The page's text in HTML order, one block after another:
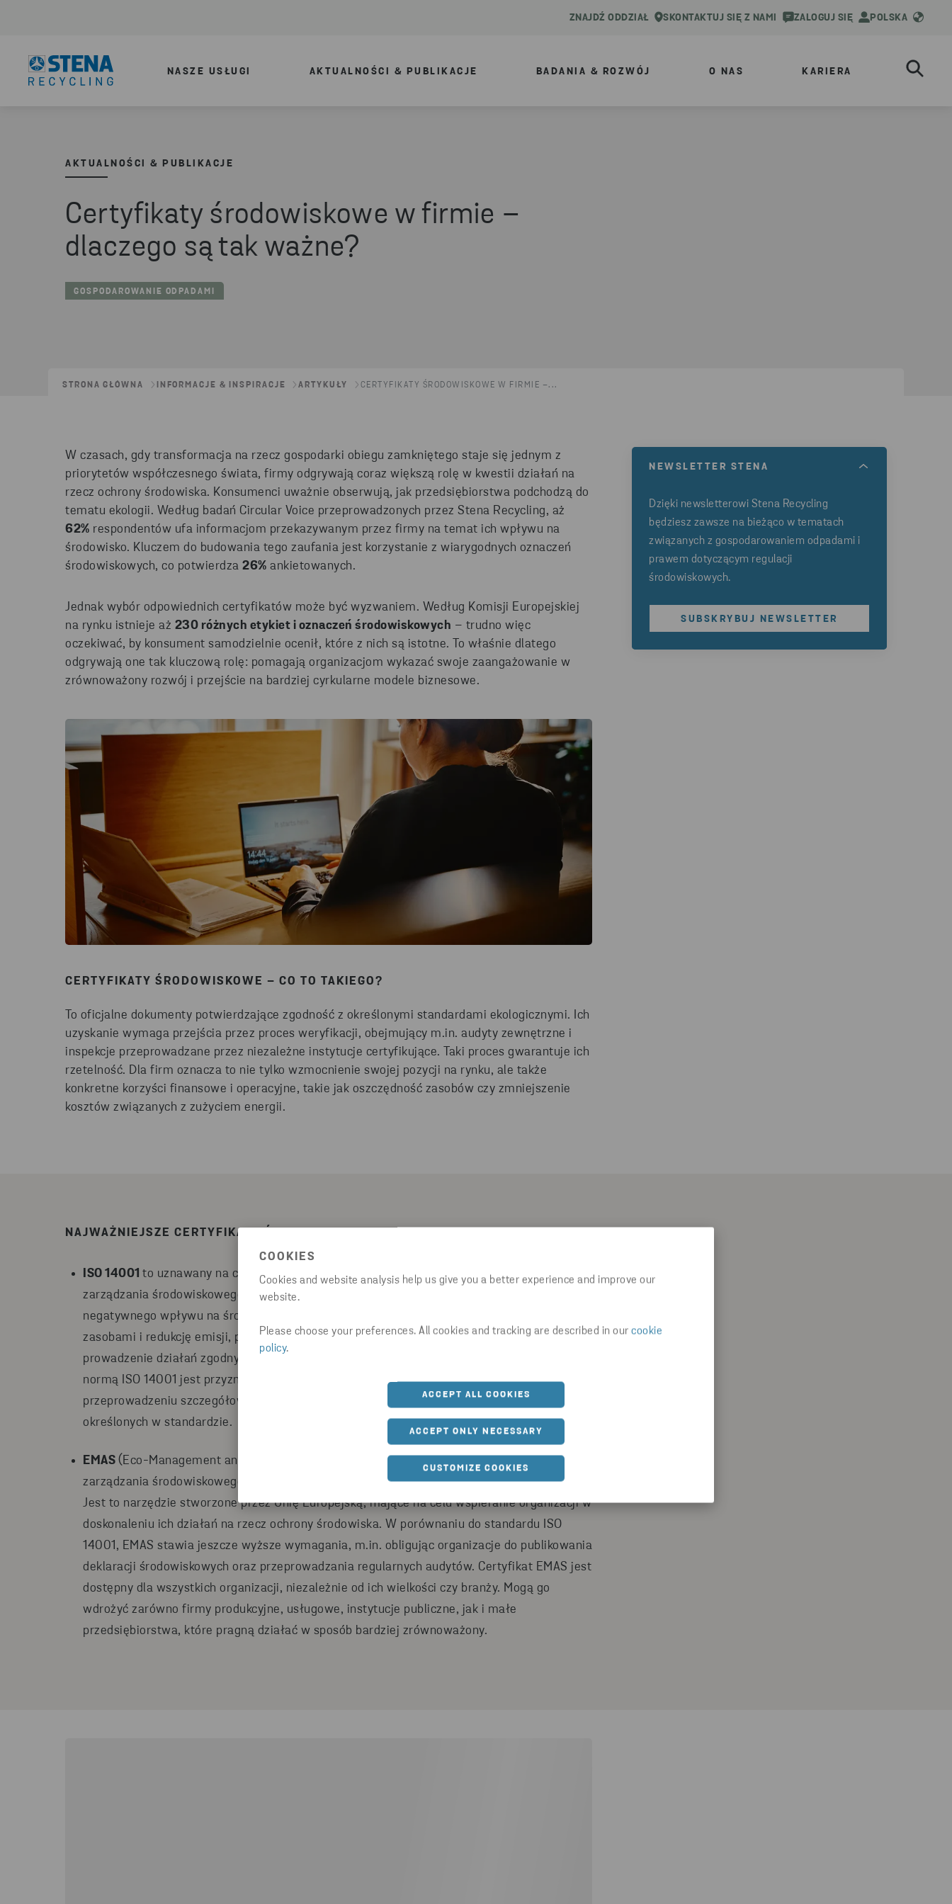
COOKIES
Cookies and website analysis help us give you a better experience and improve our
website.
Please choose your preferences. All cookies and tracking are described in our cookie
policy.
ACCEPT ALL COOKIES
ACCEPT ONLY NECESSARY
CUSTOMIZE COOKIES
ZNAJDŹ ODDZIAŁ SKONTAKTUJ SIĘ Z NAMI ZALOGUJ SIĘ POLSKA
NASZE USŁUGI AKTUALNOŚCI & PUBLIKACJE BADANIA & ROZWÓJ O NAS KARIERA
AKTUALNOŚCI & PUBLIKACJE
Certyfikaty środowiskowe w firmie –
dlaczego są tak ważne?
GOSPODAROWANIE ODPADAMI
STRONA GŁÓWNA INFORMACJE & INSPIRACJE ARTYKUŁY CERTYFIKATY ŚRODOWISKOWE W FIRMIE –...
W czasach, gdy transformacja na rzecz gospodarki obiegu zamkniętego staje się jednym z
priorytetów współczesnego świata, firmy odgrywają coraz większą rolę w kwestii działań na
rzecz ochrony środowiska. Konsumenci uważnie obserwują, jak przedsiębiorstwa podchodzą do
tematu ekologii. Według badań Circular Voice przeprowadzonych przez Stena Recycling, aż
62% respondentów ufa informacjom przekazywanym przez firmy na temat ich wpływu na
środowisko. Kluczem do budowania tego zaufania jest korzystanie z wiarygodnych oznaczeń
środowiskowych, co potwierdza 26% ankietowanych.
Jednak wybór odpowiednich certyfikatów może być wyzwaniem. Według Komisji Europejskiej
na rynku istnieje aż 230 różnych etykiet i oznaczeń środowiskowych – trudno więc
oczekiwać, by konsument samodzielnie ocenił, które z nich są istotne. To właśnie dlatego
odgrywają one tak kluczową rolę: pomagają organizacjom wykazać swoje zaangażowanie w
zrównoważony rozwój i przejście na bardziej cyrkularne modele biznesowe.
CERTYFIKATY ŚRODOWISKOWE – CO TO TAKIEGO?
To oficjalne dokumenty potwierdzające zgodność z określonymi standardami ekologicznymi. Ich
uzyskanie wymaga przejścia przez proces weryfikacji, obejmujący m.in. audyty zewnętrzne i
inspekcje przeprowadzane przez niezależne instytucje certyfikujące. Taki proces gwarantuje ich
rzetelność. Dla firm oznacza to nie tylko wzmocnienie swojej pozycji na rynku, ale także
konkretne korzyści finansowe i operacyjne, takie jak oszczędność zasobów czy zmniejszenie
kosztów związanych z zużyciem energii.
NAJWAŻNIEJSZE CERTYFIKATY ŚRODOWISKOWE
ISO 14001 to uznawany na całym świecie standard, który określa wymagania dla systemów
zarządzania środowiskowego (SZŚ). Jego celem jest wsparcie organizacji w ograniczaniu
negatywnego wpływu na środowisko naturalne poprzez zrównoważone gospodarowanie
zasobami i redukcję emisji, przestrzeganie obowiązujących przepisów prawnych oraz
prowadzenie działań zgodnych z zasadami zrównoważonego rozwoju.
normą ISO 14001 jest przyznawany przez niezależne jednostki certyfikujące po
przeprowadzeniu szczegółowego audytu, który potwierdza spełnienie wszystkich wymagań
określonych w standardzie.
EMAS (Eco-Management and Audit Scheme) to zaawansowany europejski system
zarządzania środowiskowego i audytu, który wyróżnia się rygorystycznymi wymaganiami.
Jest to narzędzie stworzone przez Unię Europejską, mające na celu wspieranie organizacji w
doskonaleniu ich działań na rzecz ochrony środowiska. W porównaniu do standardu ISO
14001, EMAS stawia jeszcze wyższe wymagania, m.in. obligując organizacje do publikowania
deklaracji środowiskowych oraz przeprowadzania regularnych audytów. Certyfikat EMAS jest
dostępny dla wszystkich organizacji, niezależnie od ich wielkości czy branży. Mogą go
wdrożyć zarówno firmy produkcyjne, usługowe, instytucje publiczne, jak i małe
przedsiębiorstwa, które pragną działać w sposób bardziej zrównoważony.
NEWSLETTER STENA
Dzięki newsletterowi Stena Recycling
będziesz zawsze na bieżąco w tematach
związanych z gospodarowaniem odpadami i
prawem dotyczącym regulacji
środowiskowych.
SUBSKRYBUJ NEWSLETTER